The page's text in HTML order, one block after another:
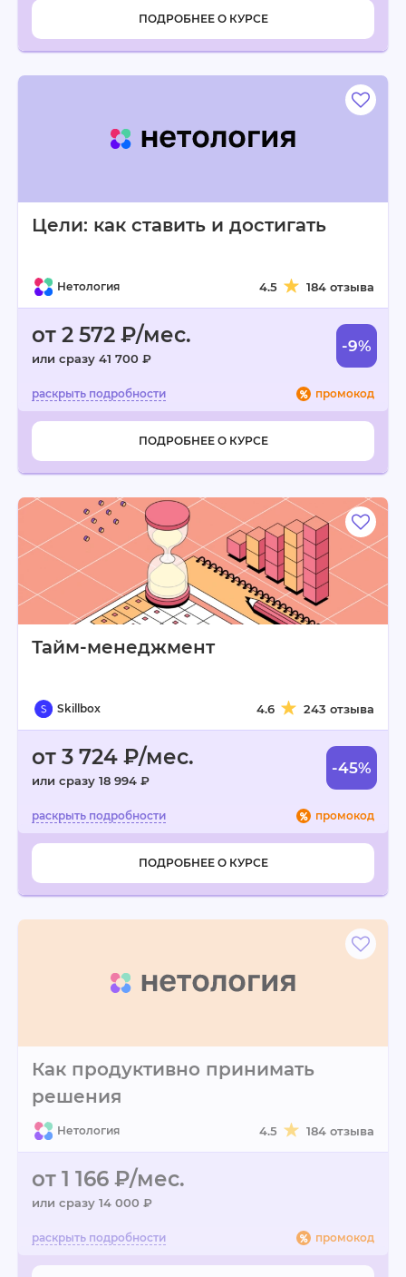
ПОДРОБНЕЕ О КУРСЕ
Цели: как ставить и достигать
Нетология 4.5 184 отзыва
от 2 572 ₽/мес.
или сразу 41 700 ₽
-9%
промокод
ПОДРОБНЕЕ О КУРСЕ
Тайм-менеджмент
Skillbox 4.6 243 отзыва
от 3 724 ₽/мес.
или сразу 18 994 ₽
-45%
промокод
ПОДРОБНЕЕ О КУРСЕ
Как продуктивно принимать
решения
Нетология 4.5 184 отзыва
от 1 166 ₽/мес.
или сразу 14 000 ₽
промокод